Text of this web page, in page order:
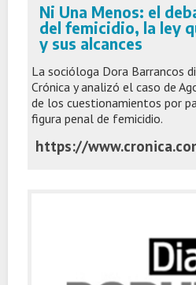
Ni Una Menos: el
del femicidio, la ley
y sus alcances
La socióloga Dora Barrancos
Crónica y analizó el caso de
de los cuestionamientos por
figura penal de femicidio.